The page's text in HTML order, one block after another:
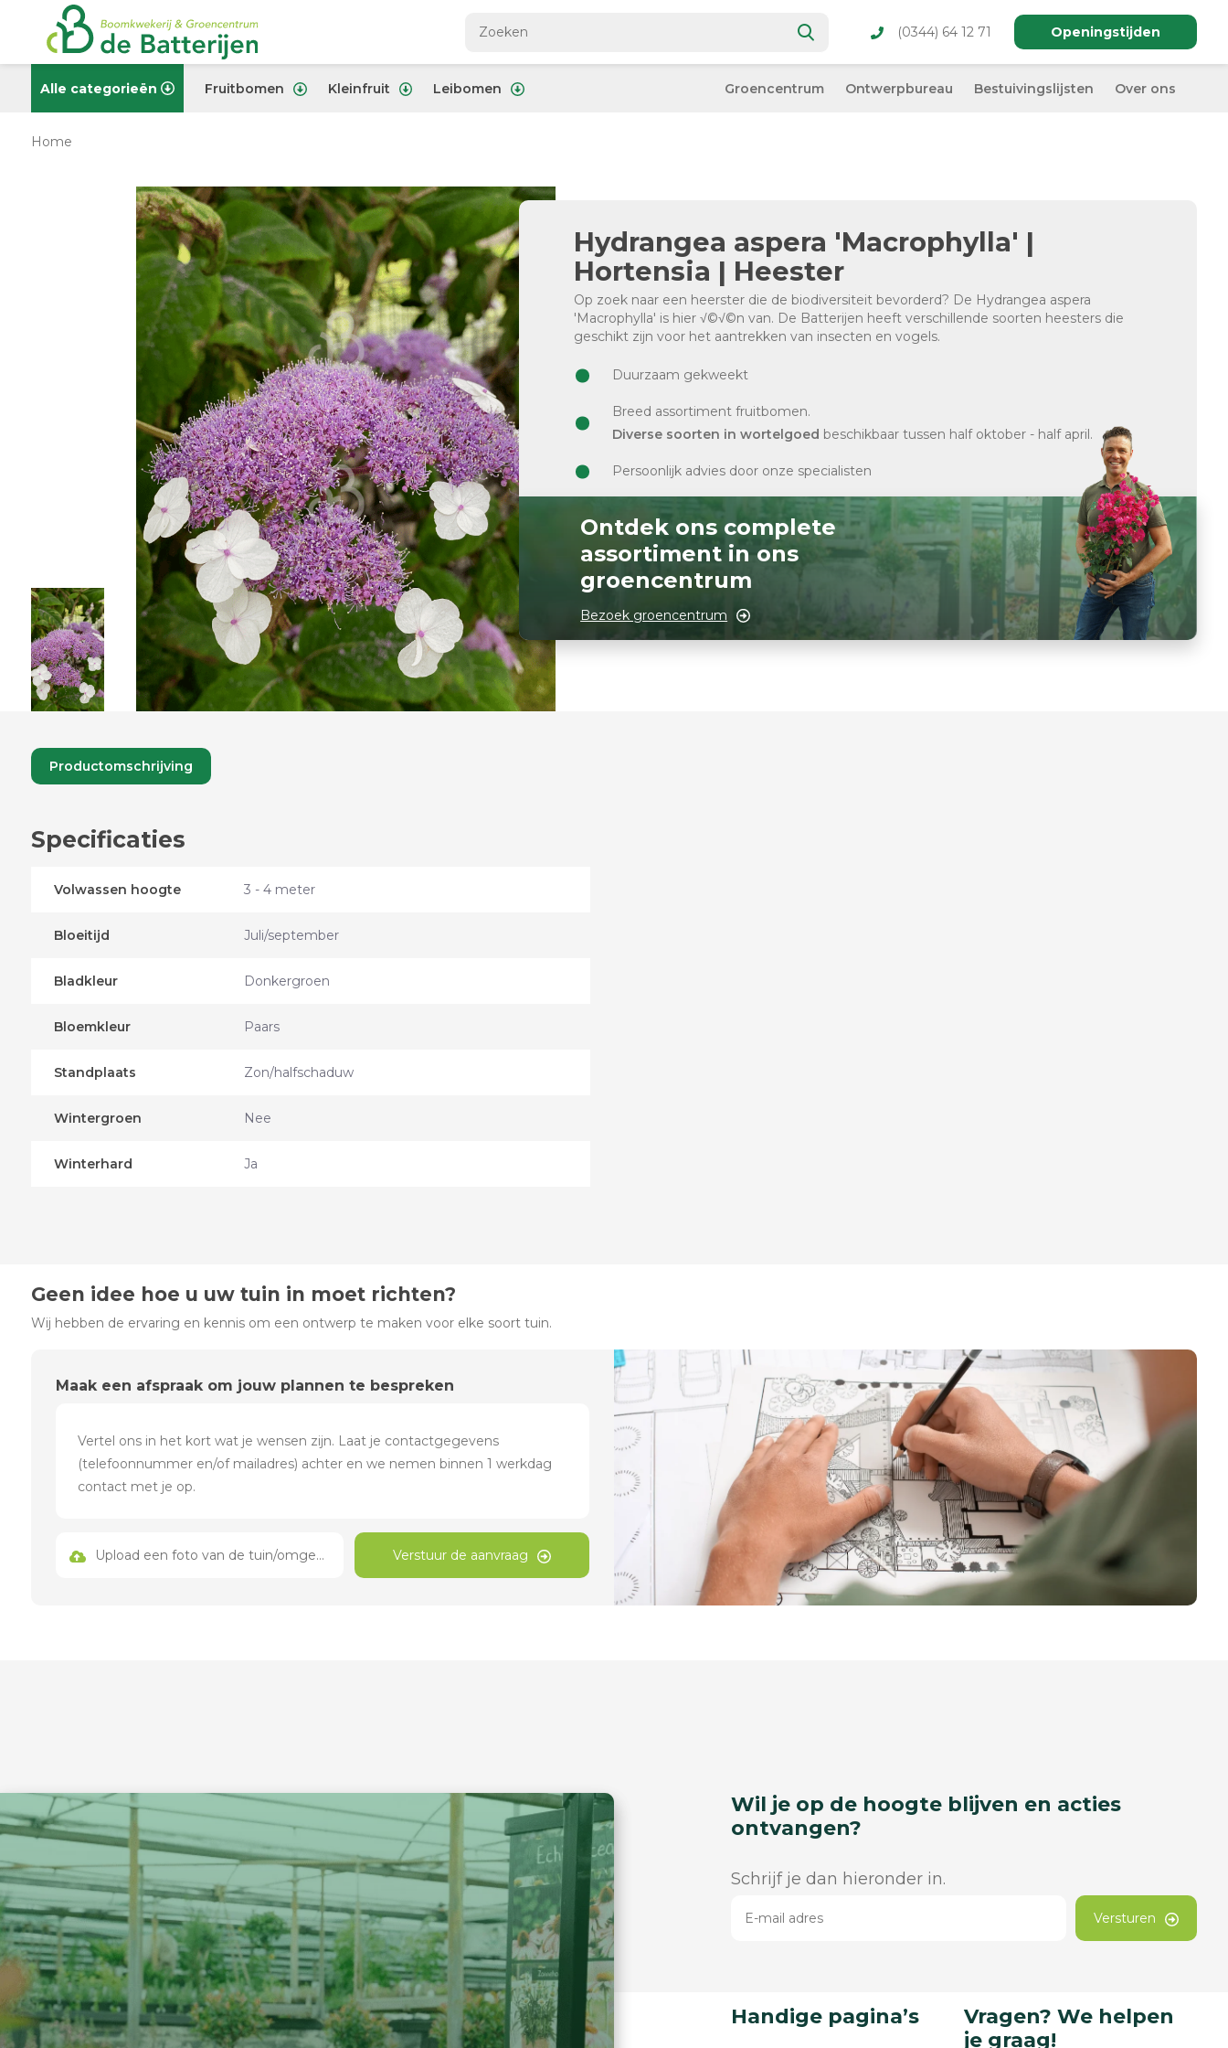
(0344) 64 12 71 Openingstijden
Alle categorieën Fruitbomen Kleinfruit Leibomen Groencentrum Ontwerpbureau Bestuivingslijsten Over ons
Home
Hydrangea aspera 'Macrophylla' |
Hortensia | Heester
Op zoek naar een heerster die de biodiversiteit bevorderd? De Hydrangea aspera
'Macrophylla' is hier √©√©n van. De Batterijen heeft verschillende soorten heesters die
geschikt zijn voor het aantrekken van insecten en vogels.
Duurzaam gekweekt
Breed assortiment fruitbomen.
Diverse soorten in wortelgoed beschikbaar tussen half oktober - half april.
Persoonlijk advies door onze specialisten
Ontdek ons complete
assortiment in ons
groencentrum
Bezoek groencentrum
Productomschrijving
Specificaties
Volwassen hoogte 3 - 4 meter
Bloeitijd Juli/september
Bladkleur Donkergroen
Bloemkleur Paars
Standplaats Zon/halfschaduw
Wintergroen Nee
Winterhard Ja
Geen idee hoe u uw tuin in moet richten?
Wij hebben de ervaring en kennis om een ontwerp te maken voor elke soort tuin.
Maak een afspraak om jouw plannen te bespreken
Upload een foto van de tuin/omgeving Verstuur de aanvraag
Wil je op de hoogte blijven en acties
ontvangen?
Schrijf je dan hieronder in.
Versturen
Handige pagina’s
Vragen? We helpen
je graag!